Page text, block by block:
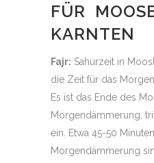
FÜR
KARNTEN
Fajr: Sahurzeit in
die Zeit für das
Es ist das Ende des
Morgendämmerung,
ein. Etwa 45-50
Morgendämmerung